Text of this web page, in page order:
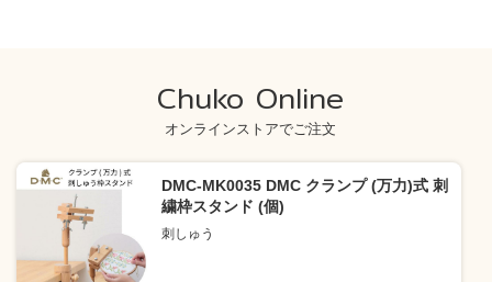
Chuko Online
オンラインストアでご注文
DMC-MK0035 DMC クランプ (万力)式 刺
繍枠スタンド (個)
刺しゅう